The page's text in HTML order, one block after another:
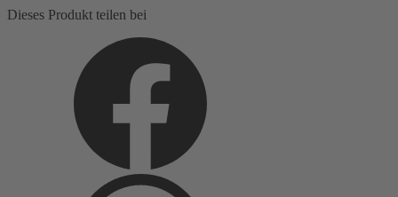
Dieses Produkt teilen bei